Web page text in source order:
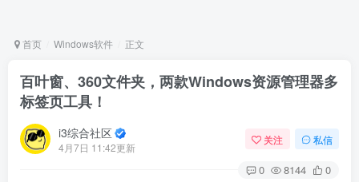
首页 Windows软件 正文
百叶窗、360文件夹，两款Windows资源管理器多
标签页工具！
i3综合社区
4月7日 11:42更新
关注 私信
0 8144 0